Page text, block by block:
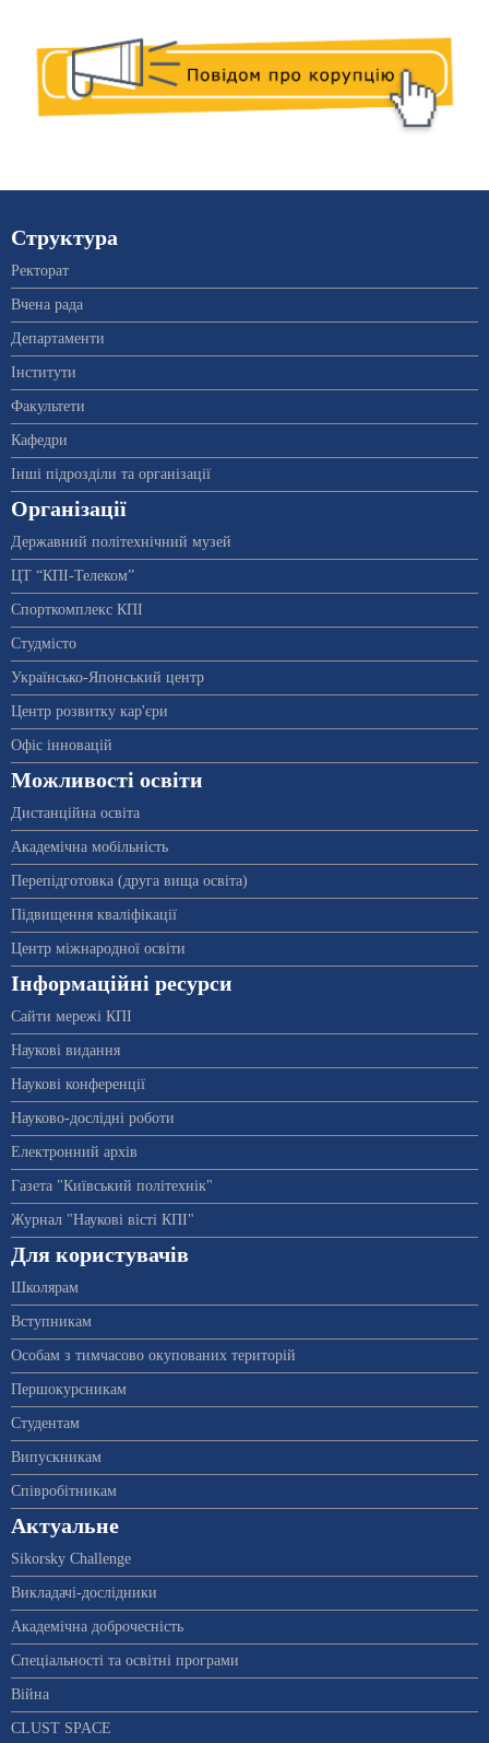
Структура
Ректорат
Вчена рада
Департаменти
Інститути
Факультети
Кафедри
Інші підрозділи та організації
Організації
Державний політехнічний музей
ЦТ “КПІ-Телеком”
Спорткомплекс КПІ
Студмісто
Українсько-Японський центр
Центр розвитку кар'єри
Офіс інновацій
Можливості освіти
Дистанційна освіта
Академічна мобільність
Перепідготовка (друга вища освіта)
Підвищення кваліфікації
Центр міжнародної освіти
Інформаційні ресурси
Сайти мережі КПІ
Наукові видання
Наукові конференції
Науково-дослідні роботи
Електронний архів
Газета "Київський політехнік"
Журнал "Наукові вісті КПІ"
Для користувачів
Школярам
Вступникам
Особам з тимчасово окупованих територій
Першокурсникам
Студентам
Випускникам
Співробітникам
Актуальне
Sikorsky Challenge
Викладачі-дослідники
Академічна доброчесність
Спеціальності та освітні програми
Війна
CLUST SPACE